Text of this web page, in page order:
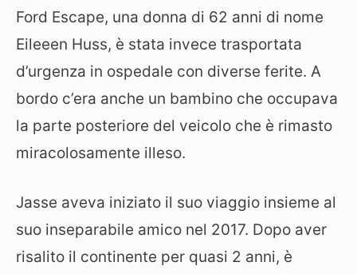
Ford Escape, una donna di 62 anni di nome
Eileeen Huss, è stata invece trasportata
d’urgenza in ospedale con diverse ferite. A
bordo c’era anche un bambino che occupava
la parte posteriore del veicolo che è rimasto
miracolosamente illeso.
Jasse aveva iniziato il suo viaggio insieme al
suo inseparabile amico nel 2017. Dopo aver
risalito il continente per quasi 2 anni, è